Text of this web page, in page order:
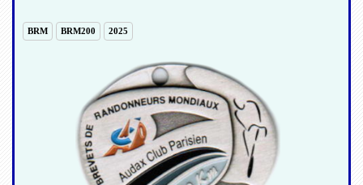
BRM BRM200 2025